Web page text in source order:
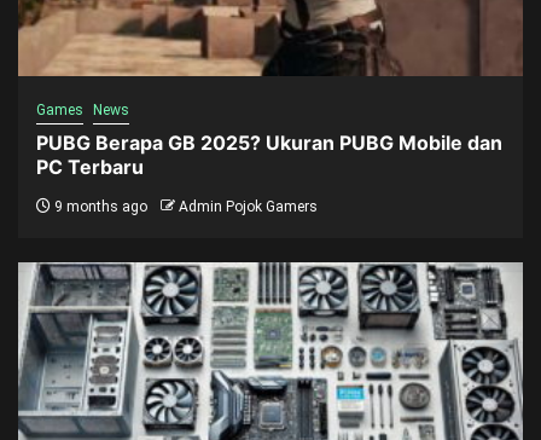
Games News
PUBG Berapa GB 2025? Ukuran PUBG Mobile dan
PC Terbaru
9 months ago Admin Pojok Gamers